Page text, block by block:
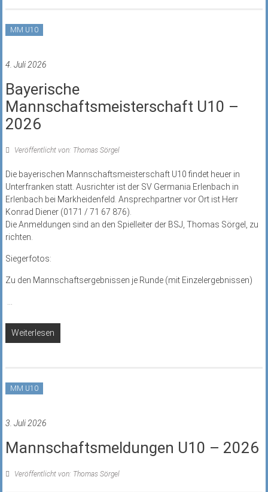
MM U10
4. Juli 2026
Bayerische
Mannschaftsmeisterschaft U10 –
2026
Veröffentlicht von: Thomas Sörgel
Die bayerischen Mannschaftsmeisterschaft U10 findet heuer in
Unterfranken statt. Ausrichter ist der SV Germania Erlenbach in
Erlenbach bei Markheidenfeld. Ansprechpartner vor Ort ist Herr
Konrad Diener (0171 / 71 67 876).
Die Anmeldungen sind an den Spielleiter der BSJ, Thomas Sörgel, zu
richten.
Siegerfotos:
Zu den Mannschaftsergebnissen je Runde (mit Einzelergebnissen)
Weiterlesen
MM U10
3. Juli 2026
Mannschaftsmeldungen U10 – 2026
Veröffentlicht von: Thomas Sörgel